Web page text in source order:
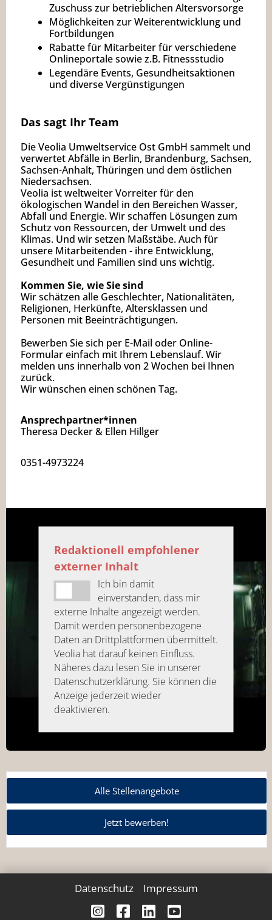
Alle Stellenangebote
Jetzt bewerben!
Zuschuss zur betrieblichen Altersvorsorge
Möglichkeiten zur Weiterentwicklung und
Fortbildungen
Rabatte für Mitarbeiter für verschiedene
Onlineportale sowie z.B. Fitnessstudio
Legendäre Events, Gesundheitsaktionen
und diverse Vergünstigungen
Das sagt Ihr Team
Die Veolia Umweltservice Ost GmbH sammelt und
verwertet Abfälle in Berlin, Brandenburg, Sachsen,
Sachsen-Anhalt, Thüringen und dem östlichen
Niedersachsen.
Veolia ist weltweiter Vorreiter für den
ökologischen Wandel in den Bereichen Wasser,
Abfall und Energie. Wir schaffen Lösungen zum
Schutz von Ressourcen, der Umwelt und des
Klimas. Und wir setzen Maßstäbe. Auch für
unsere Mitarbeitenden - ihre Entwicklung,
Gesundheit und Familien sind uns wichtig.
Kommen Sie, wie Sie sind
Wir schätzen alle Geschlechter, Nationalitäten,
Religionen, Herkünfte, Altersklassen und
Personen mit Beeinträchtigungen.
Bewerben Sie sich per E-Mail oder Online-
Formular einfach mit Ihrem Lebenslauf. Wir
melden uns innerhalb von 2 Wochen bei Ihnen
zurück.
Wir wünschen einen schönen Tag.
Ansprechpartner*innen
Theresa Decker & Ellen Hillger
0351-4973224
Redaktionell empfohlener
externer Inhalt
Ich bin damit
einverstanden, dass mir
externe Inhalte angezeigt werden.
Damit werden personenbezogene
Daten an Drittplattformen übermittelt.
Veolia hat darauf keinen Einfluss.
Näheres dazu lesen Sie in unserer
Datenschutzerklärung. Sie können die
Anzeige jederzeit wieder
deaktivieren.
Datenschutz Impressum